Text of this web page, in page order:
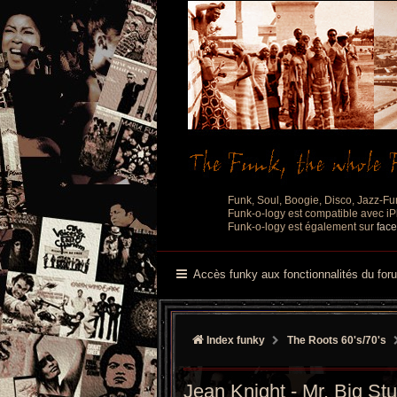
Funk, Soul, Boogie, Disco, Jazz-
Funk-o-logy est compatible avec
Funk-o-logy est également sur
Accès funky aux fonctionnalités du
Index funky The Roots 60's/70's
Jean Knight ‎- Mr. Big